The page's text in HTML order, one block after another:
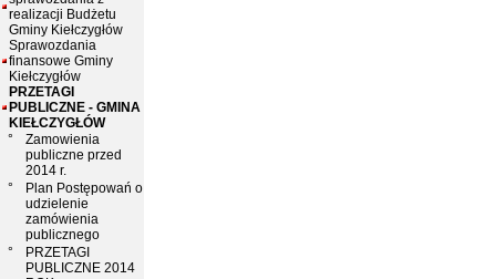
realizacji Budżetu
Gminy Kiełczygłów
Sprawozdania
finansowe Gminy
Kiełczygłów
PRZETAGI
PUBLICZNE - GMINA
KIEŁCZYGŁÓW
°
Zamowienia
publiczne przed
2014 r.
°
Plan Postępowań o
udzielenie
zamówienia
publicznego
°
PRZETAGI
PUBLICZNE 2014